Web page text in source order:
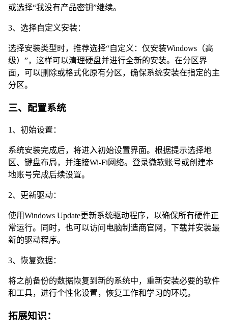
或选择“我没有产品密钥”继续。
3、选择自定义安装：
选择安装类型时，推荐选择“自定义：仅安装Windows（高
级）”，这样可以清理硬盘并进行全新的安装。在分区界
面，可以删除或格式化原有分区，确保系统安装在指定的主
分区。
三、配置系统
1、初始设置：
系统安装完成后，将进入初始设置界面。根据提示选择地
区、键盘布局，并连接Wi-Fi网络。登录微软账号或创建本
地账号完成后续设置。
2、更新驱动：
使用Windows Update更新系统驱动程序，以确保所有硬件正
常运行。同时，也可以访问电脑制造商官网，下载并安装最
新的驱动程序。
3、恢复数据：
将之前备份的数据恢复到新的系统中，重新安装必要的软件
和工具，进行个性化设置，恢复工作和学习的环境。
拓展知识：